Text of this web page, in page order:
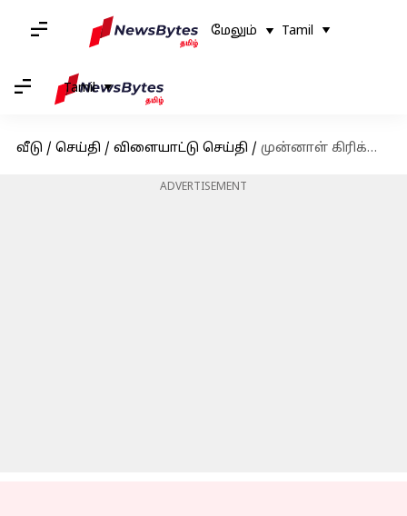
மேலும் Tamil
Tamil
வீடு / செய்தி / விளையாட்டு செய்தி / முன்னாள் கிரிக்கெட் வீரர்கள் சுரேஷ் ரெய்னா, ஷிகர் தவானின் சொத்துக்கள் முடக்கம்; அமலாக்கத்துறை நடவடிக்கை
ADVERTISEMENT